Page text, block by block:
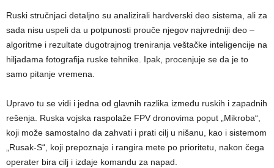
Ruski stručnjaci detaljno su analizirali hardverski deo sistema, ali za
sada nisu uspeli da u potpunosti prouče njegov najvredniji deo –
algoritme i rezultate dugotrajnog treniranja veštačke inteligencije na
hiljadama fotografija ruske tehnike. Ipak, procenjuje se da je to
samo pitanje vremena.
Upravo tu se vidi i jedna od glavnih razlika između ruskih i zapadnih
rešenja. Ruska vojska raspolaže FPV dronovima poput „Mikroba“,
koji može samostalno da zahvati i prati cilj u nišanu, kao i sistemom
„Rusak-S“, koji prepoznaje i rangira mete po prioritetu, nakon čega
operater bira cilj i izdaje komandu za napad.